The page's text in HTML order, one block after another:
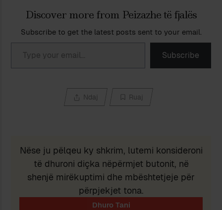
Discover more from Peizazhe të fjalës
Subscribe to get the latest posts sent to your email.
Type your email…
Subscribe
Ndaj Ruaj
Nëse ju pëlqeu ky shkrim, lutemi konsideroni
të dhuroni diçka nëpërmjet butonit, në
shenjë mirëkuptimi dhe mbështetjeje për
përpjekjet tona.